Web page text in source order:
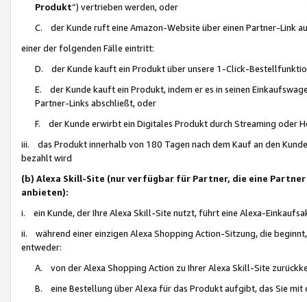
Produkt“) vertrieben werden, oder
C. der Kunde ruft eine Amazon-Website über einen Partner-Link
einer der folgenden Fälle eintritt:
D. der Kunde kauft ein Produkt über unsere 1-Click-
E. der Kunde kauft ein Produkt, indem er es in seinen
Partner-Links abschließt, oder
F. der Kunde erwirbt ein Digitales Produkt durch Streaming oder
iii. das Produkt innerhalb von 180 Tagen nach dem Kauf an den
bezahlt wird
(b) Alexa Skill-Site (nur verfügbar für Partner, die eine
anbieten):
i. ein Kunde, der Ihre Alexa Skill-Site nutzt, führt eine Alexa-
ii. während einer einzigen Alexa Shopping Action-Sitzung, die
entweder:
A. von der Alexa Shopping Action zu Ihrer Alexa Skill-Site
B. eine Bestellung über Alexa für das Produkt aufgibt, das Sie mit